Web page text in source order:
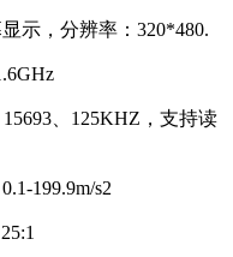
示，分辨率：320*480.
、125KHZ，支持读
199.9m/s2